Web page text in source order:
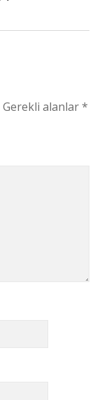
Gerekli alanlar*